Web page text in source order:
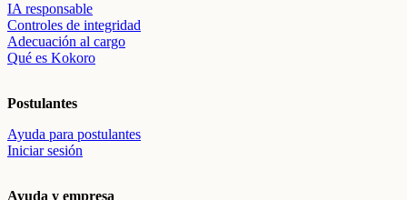
IA responsable
Controles de integridad
Adecuación al cargo
Qué es Kokoro
Postulantes
Ayuda para postulantes
Iniciar sesión
Ayuda y empresa